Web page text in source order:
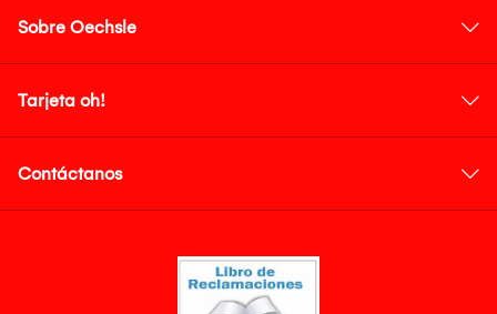
Sobre Oechsle
Tarjeta oh!
Contáctanos